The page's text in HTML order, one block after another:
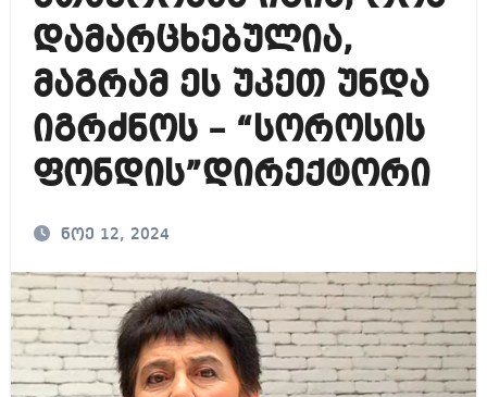
დამარცხებულია,
მაგრამ ეს უკეთ უნდა
იგრძნოს – “სოროსის
ფონდის”დირექტორი
ნოე 12, 2024